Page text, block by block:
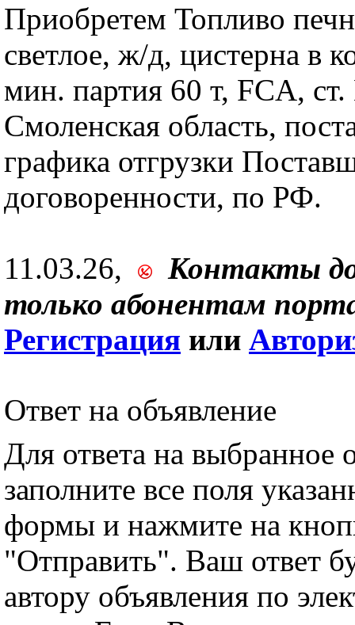
Приобретем Топливо
светлое, ж/д, цистерна в
мин. партия 60 т, FCA,
Смоленская область,
графика отгрузки
договоренности, по РФ.
11.03.26,
Контакты
только абонентам
Регистрация или
Ответ на объявление
Для ответа на выбранное
заполните все поля
формы и нажмите на
"Отправить". Ваш ответ
автору объявления по